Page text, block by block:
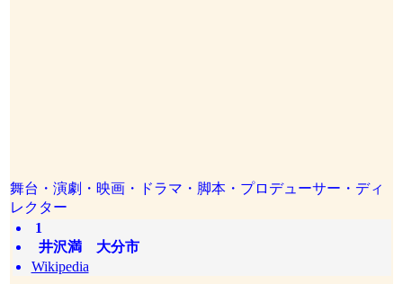
舞台・演劇・映画・ドラマ・脚本・プロデューサー・ディ
レクター
1
井沢満 大分市
Wikipedia